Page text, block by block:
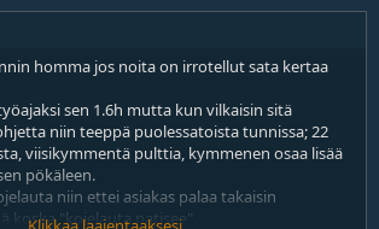
homma jos noita on irrotellut sata kertaa
sen 1.6h mutta kun vilkaisin sitä
niin teeppä puolessatoista tunnissa; 22
viisikymmentä pulttia, kymmenen osaa lisää
pökäleen.
niin ettei asiakas palaa takaisin
koska "kojelauta natisee".